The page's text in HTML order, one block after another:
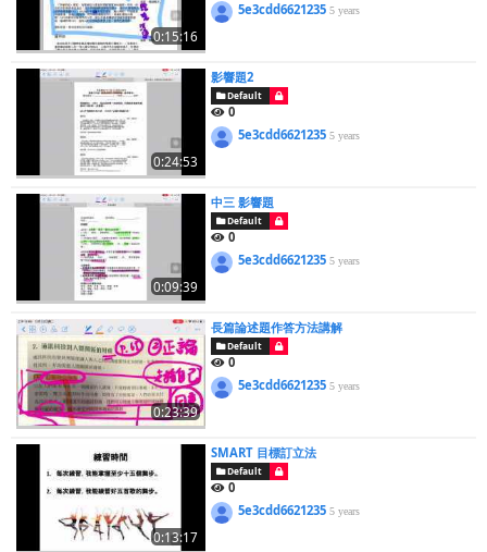
0:15:16
5e3cdd66212355 years
0:24:53
影響題2
Default
0
5e3cdd66212355 years
0:09:39
中三 影響題
Default
0
5e3cdd66212355 years
0:23:39
長篇論述題作答方法講解
Default
0
5e3cdd66212355 years
0:13:17
SMART 目標訂立法
Default
0
5e3cdd66212355 years